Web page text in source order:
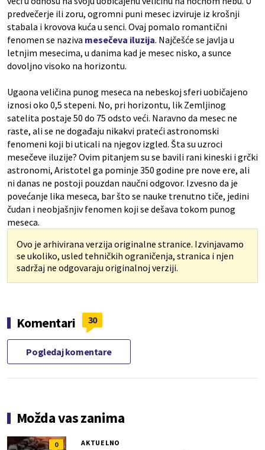
predvečerje ili zoru, ogromni puni mesec izviruje iz krošnji
stabala i krovova kuća u senci. Ovaj pomalo romantični
fenomen se naziva mesečeva iluzija. Najčešće se javlja u
letnjim mesecima, u danima kad je mesec nisko, a sunce
dovoljno visoko na horizontu.
Ugaona veličina punog meseca na nebeskoj sferi uobičajeno
iznosi oko 0,5 stepeni. No, pri horizontu, lik Zemljinog
satelita postaje 50 do 75 odsto veći. Naravno da mesec ne
raste, ali se ne događaju nikakvi prateći astronomski
fenomeni koji bi uticali na njegov izgled. Šta su uzroci
mesečeve iluzije? Ovim pitanjem su se bavili rani kineski i grčki
astronomi, Aristotel ga pominje 350 godine pre nove ere, ali
ni danas ne postoji pouzdan naučni odgovor. Izvesno da je
povećanje lika meseca, bar što se nauke trenutno tiče, jedini
čudan i neobjašnjiv fenomen koji se dešava tokom punog
meseca.
Ovo je arhivirana verzija originalne stranice. Izvinjavamo
se ukoliko, usled tehničkih ograničenja, stranica i njen
sadržaj ne odgovaraju originalnoj verziji.
Komentari 30
Pogledaj komentare
Možda vas zanima
0 AKTUELNO